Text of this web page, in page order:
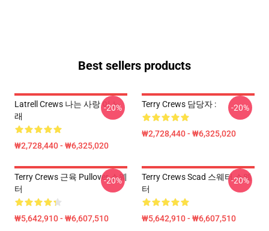
Best sellers products
Latrell Crews 나는 사랑 이 노
래
₩2,728,440 - ₩6,325,020
-20% Terry Crews 담당자 :
₩2,728,440 - ₩6,325,020
-20%
Terry Crews 근육 Pullover 스웨
터
₩5,642,910 - ₩6,607,510
-20%
Terry Crews Scad 스웨터 스웨
터
₩5,642,910 - ₩6,607,510
-20%